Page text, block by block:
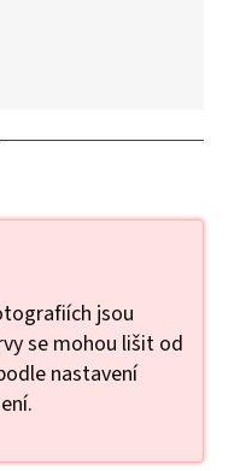
jsou
se mohou lišit od
nastavení